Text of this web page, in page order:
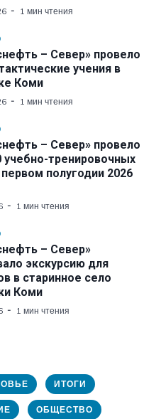
1 мин чтения
– Север» провело
учения в
Коми
1 мин чтения
– Север» провело
учебно-тренировочных
первом полугодии 2026
1 мин чтения
– Север»
экскурсию для
в старинное село
Коми
1 мин чтения
ИТОГИ
ОБЩЕСТВО